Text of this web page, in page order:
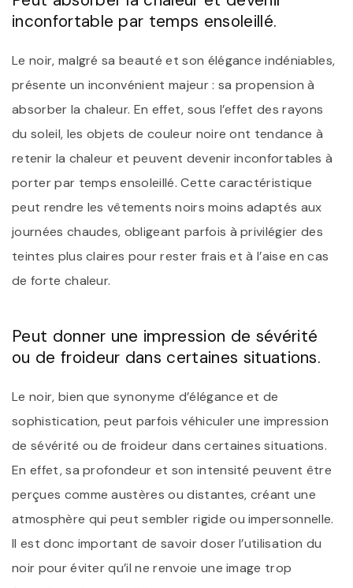
inconfortable par temps ensoleillé.
Le noir, malgré sa beauté et son élégance indéniables,
présente un inconvénient majeur : sa propension à
absorber la chaleur. En effet, sous l’effet des rayons
du soleil, les objets de couleur noire ont tendance à
retenir la chaleur et peuvent devenir inconfortables à
porter par temps ensoleillé. Cette caractéristique
peut rendre les vêtements noirs moins adaptés aux
journées chaudes, obligeant parfois à privilégier des
teintes plus claires pour rester frais et à l’aise en cas
de forte chaleur.
Peut donner une impression de sévérité
ou de froideur dans certaines situations.
Le noir, bien que synonyme d’élégance et de
sophistication, peut parfois véhiculer une impression
de sévérité ou de froideur dans certaines situations.
En effet, sa profondeur et son intensité peuvent être
perçues comme austères ou distantes, créant une
atmosphère qui peut sembler rigide ou impersonnelle.
Il est donc important de savoir doser l’utilisation du
noir pour éviter qu’il ne renvoie une image trop